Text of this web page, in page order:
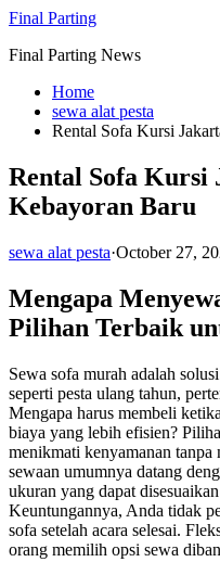
Skip
content
Final Parting
Final Parting News
Home
sewa alat pesta
Rental Sofa Kursi
Rental Sofa Kursi
Kebayoran Baru
sewa alat pesta·October 27,
Mengapa
Pilihan Terbaik
Sewa sofa murah adalah
seperti pesta ulang tahun,
Mengapa harus membeli
biaya yang lebih efisien?
menikmati kenyamanan tanpa
sewaan umumnya datang
ukuran yang dapat
Keuntungannya, Anda tidak
sofa setelah acara selesai.
orang memilih opsi sewa